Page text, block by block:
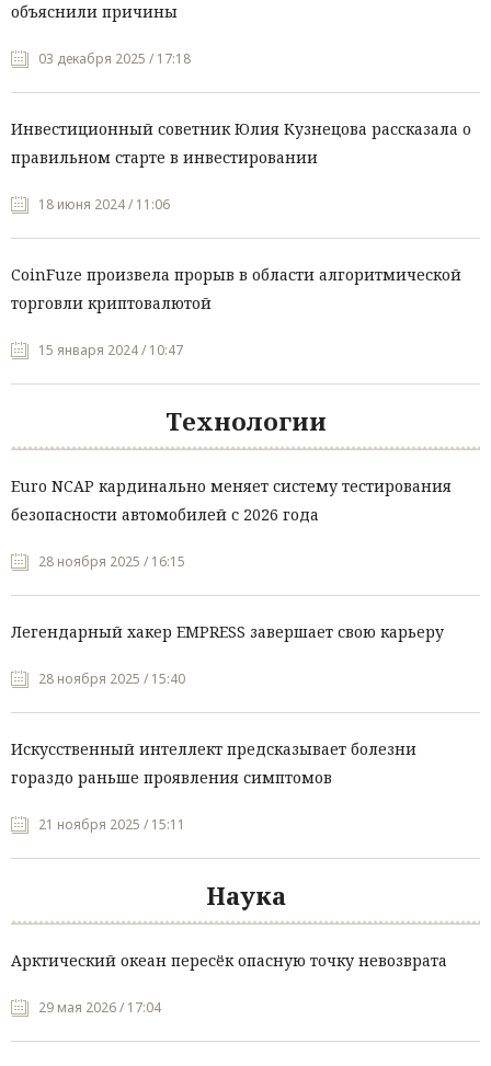
объяснили причины
03 декабря 2025 / 17:18
Инвестиционный советник Юлия Кузнецова рассказала о
правильном старте в инвестировании
18 июня 2024 / 11:06
CoinFuze произвела прорыв в области алгоритмической
торговли криптовалютой
15 января 2024 / 10:47
Технологии
Euro NCAP кардинально меняет систему тестирования
безопасности автомобилей с 2026 года
28 ноября 2025 / 16:15
Легендарный хакер EMPRESS завершает свою карьеру
28 ноября 2025 / 15:40
Искусственный интеллект предсказывает болезни
гораздо раньше проявления симптомов
21 ноября 2025 / 15:11
Наука
Арктический океан пересёк опасную точку невозврата
29 мая 2026 / 17:04